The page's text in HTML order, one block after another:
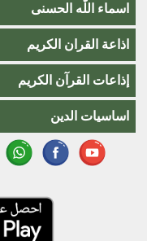
اسماء اللَّٰه الحسنى
اذاعة القران الكريم
إذاعات القرآن الكريم
اساسيات الدين